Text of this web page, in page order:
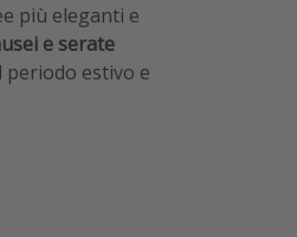
più eleganti e
e serate
periodo estivo e